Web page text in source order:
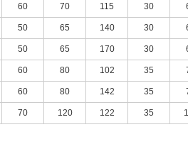
60 70 115 30
50 65 140 30
50 65 170 30
60 80 102 35
60 80 142 35
70 120 122 35